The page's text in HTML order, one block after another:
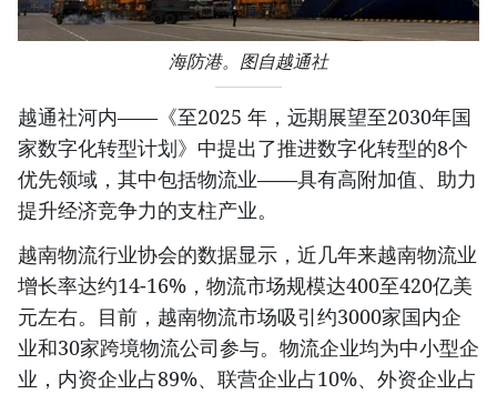
海防港。图自越通社
越通社河内——《至2025 年，远期展望至2030年国
家数字化转型计划》中提出了推进数字化转型的8个
优先领域，其中包括物流业——具有高附加值、助力
提升经济竞争力的支柱产业。
越南物流行业协会的数据显示，近几年来越南物流业
增长率达约14-16%，物流市场规模达400至420亿美
元左右。目前，越南物流市场吸引约3000家国内企
业和30家跨境物流公司参与。物流企业均为中小型企
业，内资企业占89%、联营企业占10%、外资企业占